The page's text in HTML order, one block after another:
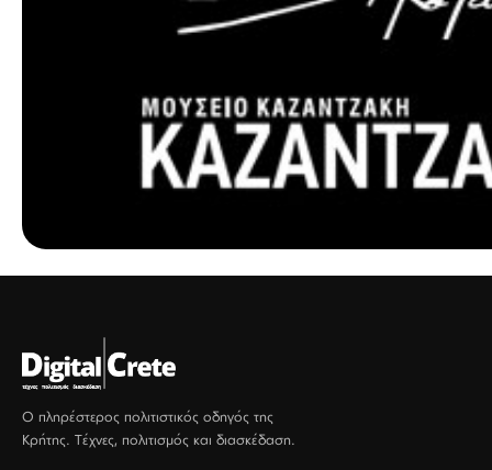
Ο πληρέστερος πολιτιστικός οδηγός της
Κρήτης. Τέχνες, πολιτισμός και διασκέδαση.